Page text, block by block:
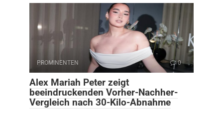
PROMINENTEN 0
Alex Mariah Peter zeigt
beeindruckenden Vorher-Nachher-
Vergleich nach 30-Kilo-Abnahme